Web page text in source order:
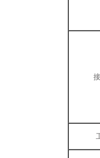
接